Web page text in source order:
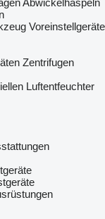
Abwickelhaspeln
Voreinstellgeräte
Zentrifugen
Luftentfeuchter